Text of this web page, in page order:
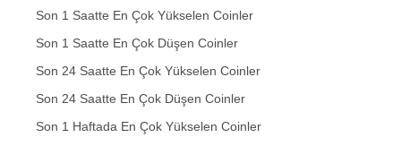
Son 1 Saatte En Çok Yükselen Coinler
Son 1 Saatte En Çok Düşen Coinler
Son 24 Saatte En Çok Yükselen Coinler
Son 24 Saatte En Çok Düşen Coinler
Son 1 Haftada En Çok Yükselen Coinler